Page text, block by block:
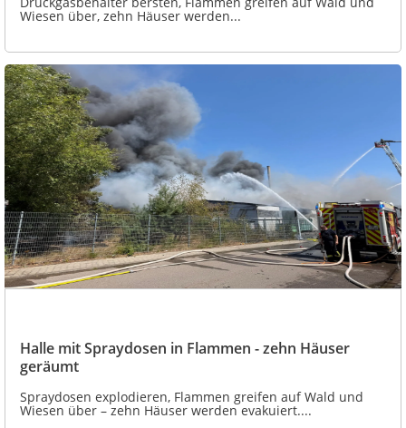
Wiesen über, zehn Häuser werden...
Halle mit Spraydosen in Flammen - zehn Häuser
geräumt
Spraydosen explodieren, Flammen greifen auf Wald und
Wiesen über – zehn Häuser werden evakuiert....